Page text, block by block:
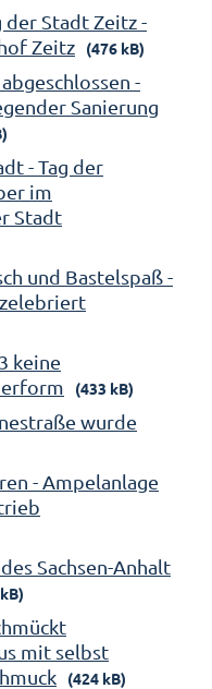
der Stadt Zeitz -
Zeitz
(476 kB)
-
Sanierung
- Tag der
im
Stadt
und Bastelspaß -
keine
(433 kB)
wurde
- Ampelanlage
Sachsen-Anhalt
mit selbst
(424 kB)